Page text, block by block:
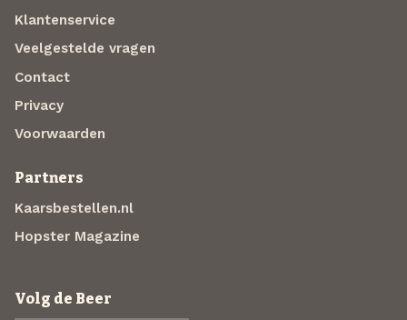
Klantenservice
Veelgestelde vragen
Contact
Privacy
Voorwaarden
Partners
Kaarsbestellen.nl
Hopster Magazine
Volg de Beer